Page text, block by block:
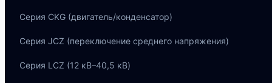
Серия CKG (двигатель/конденсатор)
Серия JCZ (переключение среднего напряжения)
Серия LCZ (12 кВ–40,5 кВ)